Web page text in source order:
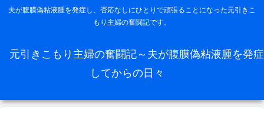
夫が腹膜偽粘液腫を発症し、否応なしにひとりで頑張ることになった元引きこ
もり主婦の奮闘記です。
元引きこもり主婦の奮闘記～夫が腹膜偽粘液腫を発症
してからの日々